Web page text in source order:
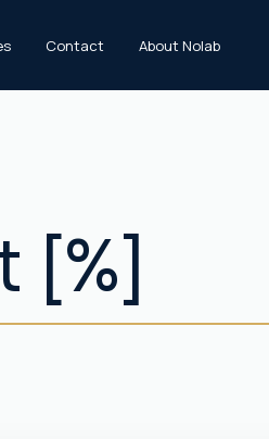
Contact About Nolab
[%]